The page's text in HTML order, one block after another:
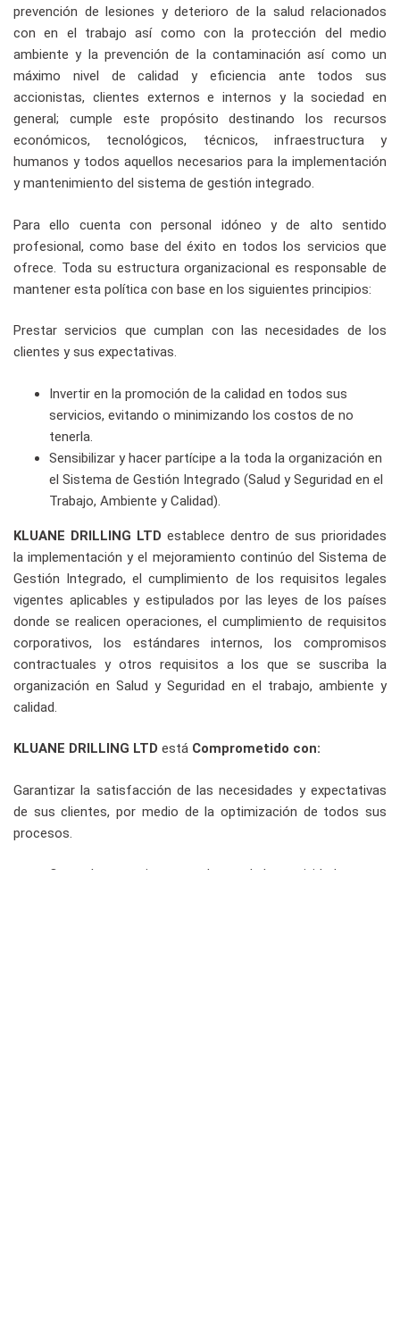
prevención de lesiones y deterioro de la salud relacionados
con en el trabajo así como con la protección del medio
ambiente y la prevención de la contaminación así como un
máximo nivel de calidad y eficiencia ante todos sus
accionistas, clientes externos e internos y la sociedad en
general; cumple este propósito destinando los recursos
económicos, tecnológicos, técnicos, infraestructura y
humanos y todos aquellos necesarios para la implementación
y mantenimiento del sistema de gestión integrado.
Para ello cuenta con personal idóneo y de alto sentido
profesional, como base del éxito en todos los servicios que
ofrece. Toda su estructura organizacional es responsable de
mantener esta política con base en los siguientes principios:
Prestar servicios que cumplan con las necesidades de los
clientes y sus expectativas.
Invertir en la promoción de la calidad en todos sus
servicios, evitando o minimizando los costos de no
tenerla.
Sensibilizar y hacer partícipe a la toda la organización en
el Sistema de Gestión Integrado (Salud y Seguridad en el
Trabajo, Ambiente y Calidad).
KLUANE DRILLING LTD establece dentro de sus prioridades
la implementación y el mejoramiento continúo del Sistema de
Gestión Integrado, el cumplimiento de los requisitos legales
vigentes aplicables y estipulados por las leyes de los países
donde se realicen operaciones, el cumplimiento de requisitos
corporativos, los estándares internos, los compromisos
contractuales y otros requisitos a los que se suscriba la
organización en Salud y Seguridad en el trabajo, ambiente y
calidad.
KLUANE DRILLING LTD está Comprometido con:
Garantizar la satisfacción de las necesidades y expectativas
de sus clientes, por medio de la optimización de todos sus
procesos.
Controlar y monitorear cada una de las actividades que